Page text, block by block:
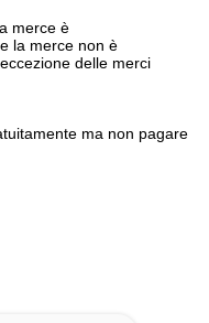
merce è
la merce non è
delle merci
ma non pagare